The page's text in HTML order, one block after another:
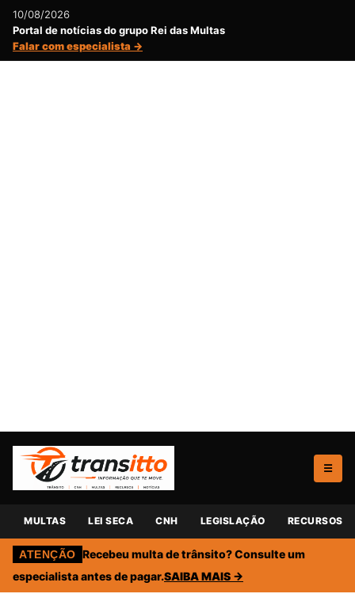
10/08/2026
Portal de notícias do grupo Rei das Multas
Falar com especialista →
☰
MULTAS LEI SECA CNH LEGISLAÇÃO RECURSOS
ATENÇÃO Recebeu multa de trânsito? Consulte um
especialista antes de pagar.SAIBA MAIS →